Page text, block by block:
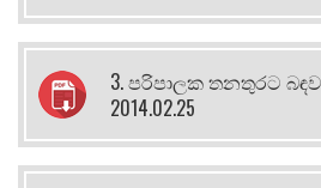
3. පරිපාලක තනතුරට
2014.02.25